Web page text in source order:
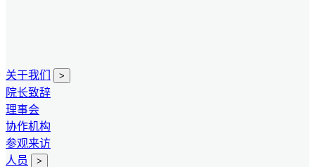
关于我们 >
院长致辞
理事会
协作机构
参观来访
人员
>